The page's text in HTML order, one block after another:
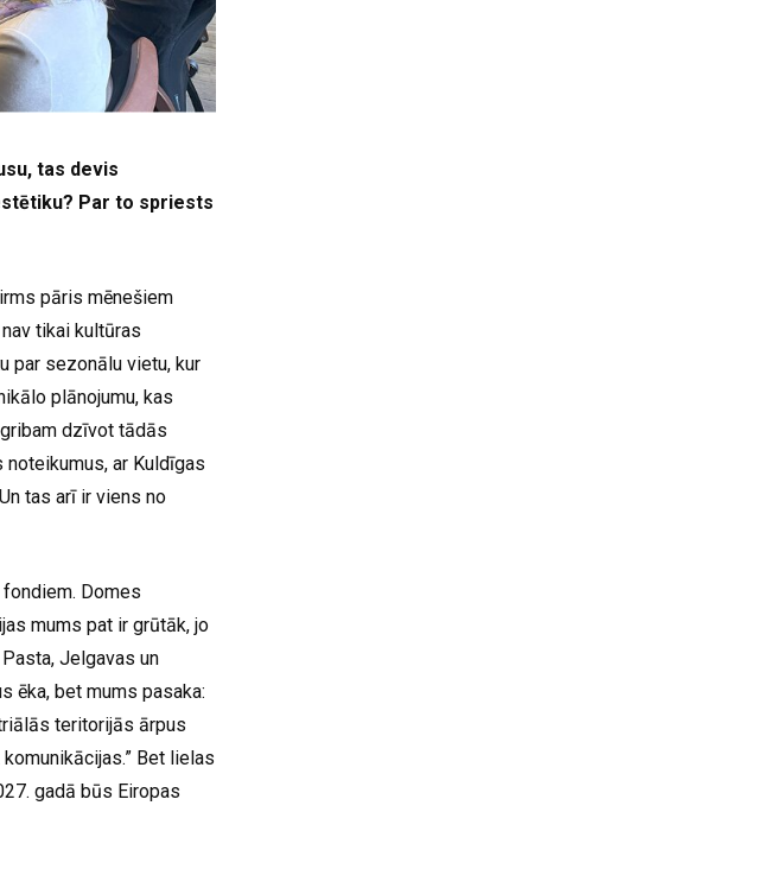
tas devis
Par to spriests
pāris mēnešiem
tikai kultūras
par sezonālu vietu, kur
plānojumu, kas
dzīvot tādās
ar Kuldīgas
tas arī ir viens no
Domes
mums pat ir grūtāk, jo
Jelgavas un
ēka, bet mums pasaka:
teritorijās ārpus
Bet lielas
gadā būs Eiropas